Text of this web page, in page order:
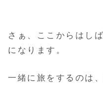
さぁ、ここからはし
になります。
一緒に旅をするのは